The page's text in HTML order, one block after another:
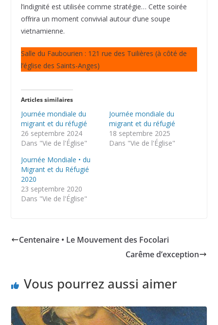
l’indignité est utilisée comme stratégie… Cette soirée
offrira un moment convivial autour d’une soupe
vietnamienne.
Salle du Faubourien : 121 rue des Tuilières (à côté de
l’église des Saints-Anges)
Articles similaires
Journée mondiale du
migrant et du réfugié
26 septembre 2024
Dans "Vie de l'Église"
Journée mondiale du
migrant et du réfugié
18 septembre 2025
Dans "Vie de l'Église"
Journée Mondiale • du
Migrant et du Réfugié
2020
23 septembre 2020
Dans "Vie de l'Église"
Centenaire • Le Mouvement des Focolari
Carême d’exception
Vous pourrez aussi aimer